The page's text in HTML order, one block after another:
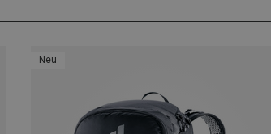
Neu